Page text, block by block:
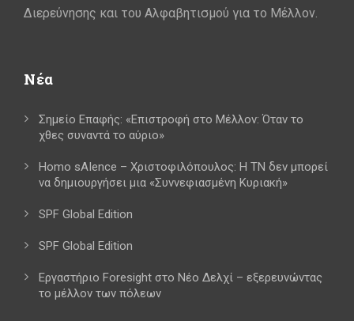
Διερεύνησης και του Αλφαβητισμού για το Μέλλον.
Νέα
Σημείο Επαφής: «Επιστροφή στο Μέλλον: Όταν το
χθες συναντά το αύριο»
Homo sAIence – Χριστοφιλόπουλος: Η ΤΝ δεν μπορεί
να δημιουργήσει μια «Συννεφιασμένη Κυριακή»
SPF Global Edition
SPF Global Edition
Εργαστήριο Foresight στο Νέο Δελχί – εξερευνώντας
το μέλλον των πόλεων